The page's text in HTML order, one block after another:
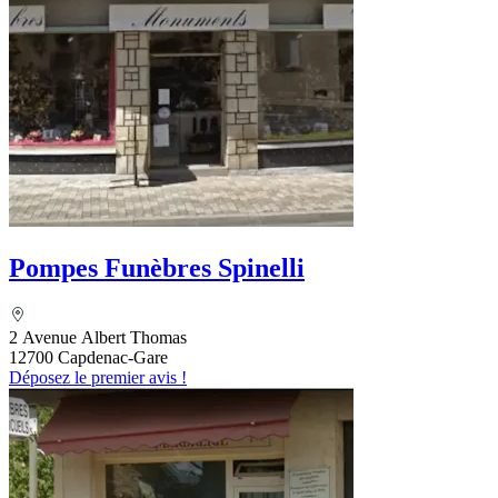
Pompes Funèbres Spinelli
2 Avenue Albert Thomas
12700 Capdenac-Gare
Déposez le premier avis !